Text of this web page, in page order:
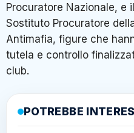
Procuratore Nazionale, e
Sostituto Procuratore
Antimafia, figure che
tutela e controllo
club.
POTREBBE